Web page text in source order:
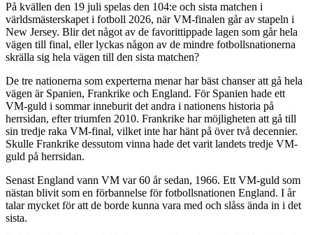
På kvällen den 19 juli spelas den 104:e och sista matchen i
världsmästerskapet i fotboll 2026, när VM-finalen går av stapeln i
New Jersey. Blir det något av de favorittippade lagen som går hela
vägen till final, eller lyckas någon av de mindre fotbollsnationerna
skrälla sig hela vägen till den sista matchen?
De tre nationerna som experterna menar har bäst chanser att gå hela
vägen är Spanien, Frankrike och England. För Spanien hade ett
VM-guld i sommar inneburit det andra i nationens historia på
herrsidan, efter triumfen 2010. Frankrike har möjligheten att gå till
sin tredje raka VM-final, vilket inte har hänt på över två decennier.
Skulle Frankrike dessutom vinna hade det varit landets tredje VM-
guld på herrsidan.
Senast England vann VM var 60 år sedan, 1966. Ett VM-guld som
nästan blivit som en förbannelse för fotbollsnationen England. I år
talar mycket för att de borde kunna vara med och slåss ända in i det
sista.